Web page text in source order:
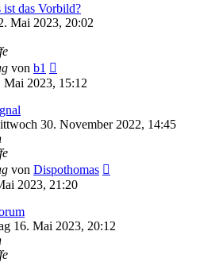
das Vorbild?
Mai 2023, 20:02
von b1
2023, 15:12
30. November 2022, 14:45
von Dispothomas
2023, 21:20
16. Mai 2023, 20:12